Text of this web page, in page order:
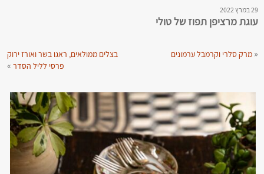
29 במרץ 2022
עוגת מרציפן תפוז של טולי
« מרק סלרי וקרמבל ערמונים
בצלים ממולאים, ראגו בשר ואורז ירוק
פרסי לליל הסדר»